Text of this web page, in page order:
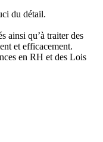
du détail.
ainsi qu’à traiter des
et efficacement.
en RH et des Lois